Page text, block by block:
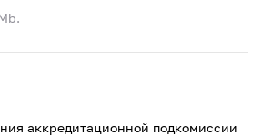
аккредитационной подкомиссии